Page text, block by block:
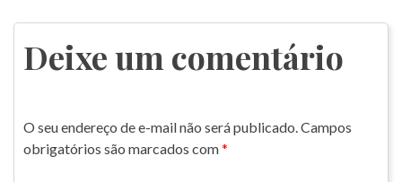
de
Post
Deixe um comentário
O seu endereço de e-mail não será publicado.Campos
obrigatórios são marcados com*